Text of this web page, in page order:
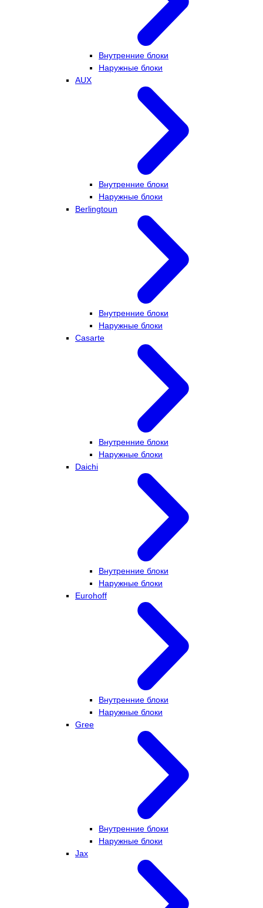
Внутренние блоки
Наружные блоки
AUX
Внутренние блоки
Наружные блоки
Berlingtoun
Внутренние блоки
Наружные блоки
Casarte
Внутренние блоки
Наружные блоки
Daichi
Внутренние блоки
Наружные блоки
Eurohoff
Внутренние блоки
Наружные блоки
Gree
Внутренние блоки
Наружные блоки
Jax